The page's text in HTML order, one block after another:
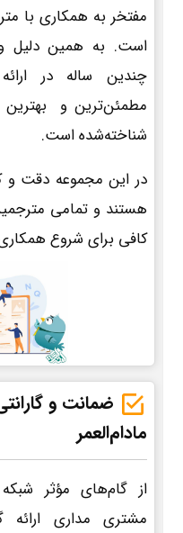
مفتخر به همکاری با
است. به همین دلیل
چندین ساله در
مطمئن‌ترین و
شناخته‌شده است.
در این مجموعه دقت و
هستند و تمامی
کافی برای شروع
ضمانت و
مادام‌العمر
از گام‌های مؤثر
مشتری مداری ارائه